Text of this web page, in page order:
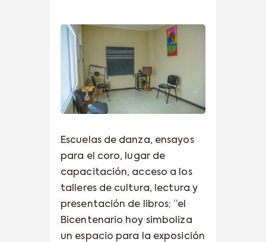
Escuelas de danza, ensayos
para el coro, lugar de
capacitación, acceso a los
talleres de cultura, lectura y
presentación de libros; “el
Bicentenario hoy simboliza
un espacio para la exposición